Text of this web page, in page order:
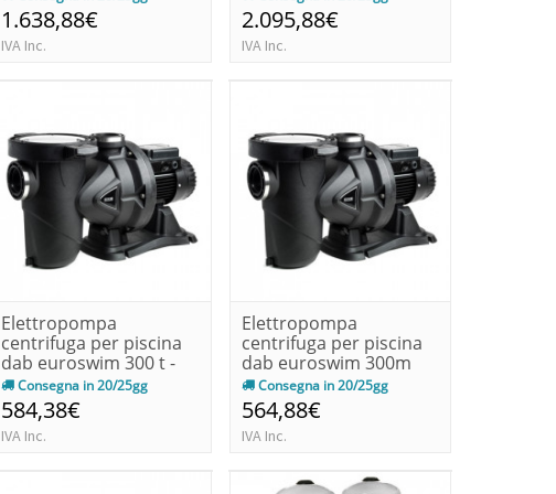
1.638,88€
IVA Inc.
2.095,88€
IVA Inc.
Elettropompa
centrifuga per piscina
dab euroswim 300 t -
ie3 kw 2...
Consegna in 20/25gg
584,38€
IVA Inc.
Elettropompa
centrifuga per piscina
dab euroswim 300m
ie2 kw 1.8-...
Consegna in 20/25gg
564,88€
IVA Inc.